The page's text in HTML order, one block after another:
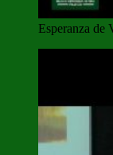
Esperanza de